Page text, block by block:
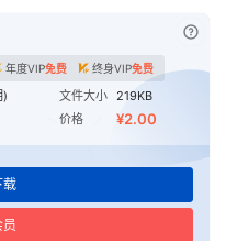
年度VIP免费 终身VIP免费
) 文件大小
219KB
价格 ¥2.00
载